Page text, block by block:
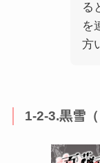
る
を
方
1-2-3.黒雪（